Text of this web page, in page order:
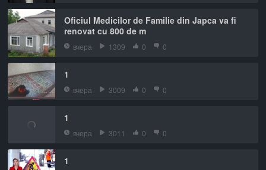
Oficiul Medicilor de Familie din Japca va fi
renovat cu 800 de m
вчера 1309 0 0
1
вчера 3009 0 0
1
вчера 3011 0 0
1